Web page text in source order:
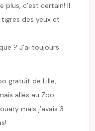
plus, c’est certain! Il
des yeux et
? J’ai toujours
gratuit de Lille,
allés au Zoo…
mais j’avais 3